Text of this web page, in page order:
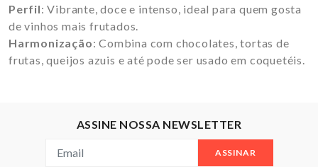
Perfil: Vibrante, doce e intenso, ideal para quem gosta
de vinhos mais frutados.
Harmonização: Combina com chocolates, tortas de
frutas, queijos azuis e até pode ser usado em coquetéis.
ASSINE NOSSA NEWSLETTER
ASSINAR